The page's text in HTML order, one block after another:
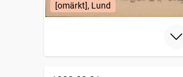
[omärkt], Lund